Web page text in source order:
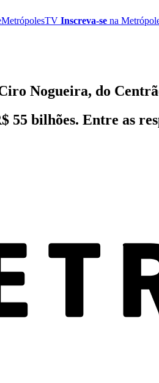
MetrópolesTV Inscreva-se na
Nogueira, do
55 bilhões. Entre as